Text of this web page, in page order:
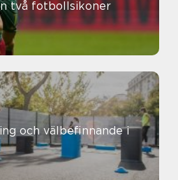
två fotbollsikoner
och välbefinnande i